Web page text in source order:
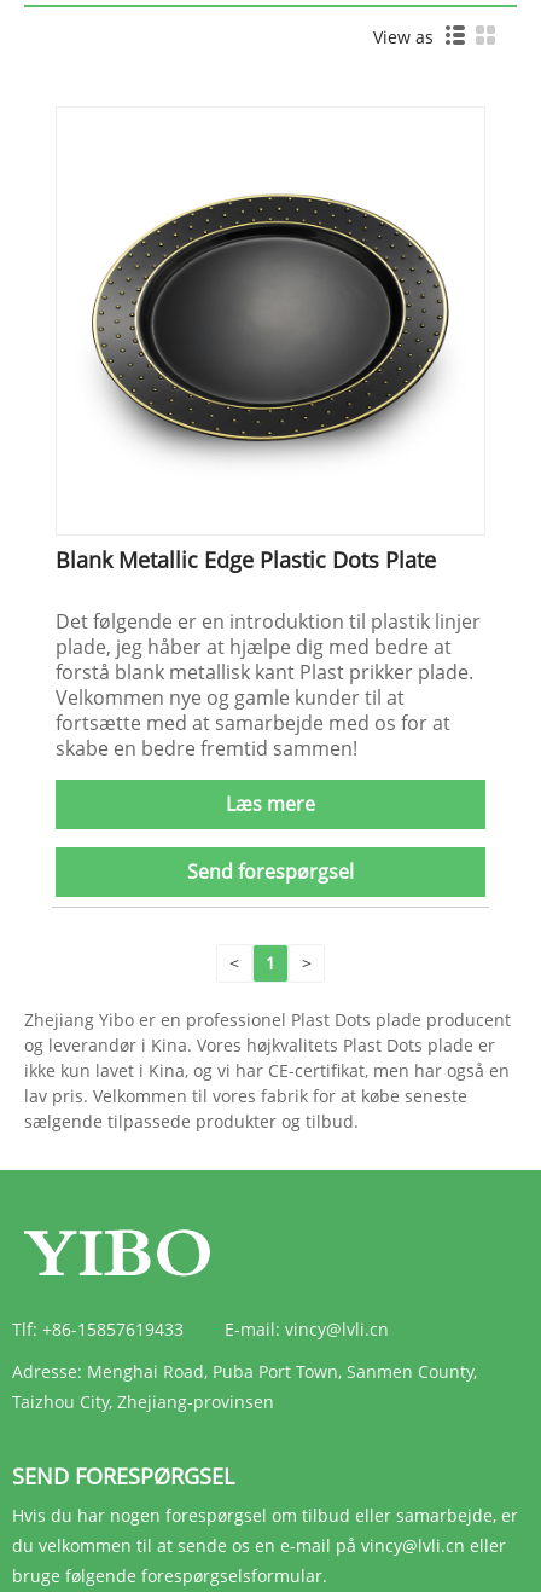
View as
Blank Metallic Edge Plastic Dots Plate
Det følgende er en introduktion til plastik linjer
plade, jeg håber at hjælpe dig med bedre at
forstå blank metallisk kant Plast prikker plade.
Velkommen nye og gamle kunder til at
fortsætte med at samarbejde med os for at
skabe en bedre fremtid sammen!
Læs mere
Send forespørgsel
< 1 >
Zhejiang Yibo er en professionel Plast Dots plade producent
og leverandør i Kina. Vores højkvalitets Plast Dots plade er
ikke kun lavet i Kina, og vi har CE-certifikat, men har også en
lav pris. Velkommen til vores fabrik for at købe seneste
sælgende tilpassede produkter og tilbud.
Tlf: +86-15857619433 E-mail: vincy@lvli.cn
Adresse: Menghai Road, Puba Port Town, Sanmen County,
Taizhou City, Zhejiang-provinsen
SEND FORESPØRGSEL
Hvis du har nogen forespørgsel om tilbud eller samarbejde, er
du velkommen til at sende os en e-mail på vincy@lvli.cn eller
bruge følgende forespørgselsformular.